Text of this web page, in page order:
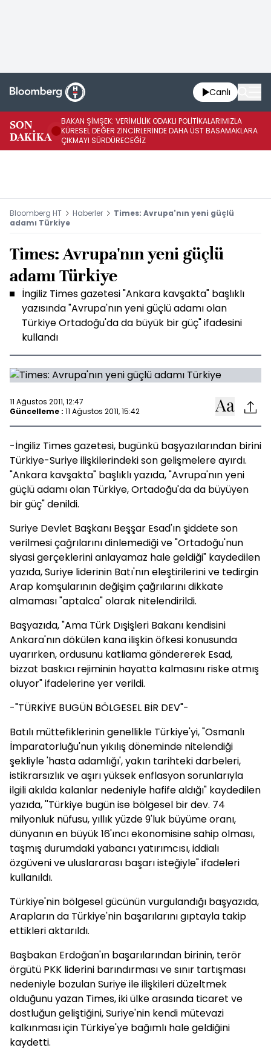
Canlı
SON
DAKİKA
BAKAN ŞİMŞEK: VERİMLİLİK ODAKLI POLİTİKALARIMIZLA
KÜRESEL DEĞER ZİNCİRLERİNDE DAHA ÜST BASAMAKLARA
ÇIKMAYI SÜRDÜRECEĞİZ
Bloomberg HT Haberler
Times: Avrupa'nın yeni güçlü
adamı Türkiye
Times: Avrupa'nın yeni güçlü
adamı Türkiye
İngiliz Times gazetesi "Ankara kavşakta" başlıklı
yazısında "Avrupa'nın yeni güçlü adamı olan
Türkiye Ortadoğu'da da büyük bir güç" ifadesini
kullandı
11 Ağustos 2011, 12:47
Güncelleme : 11 Ağustos 2011, 15:42
-İngiliz Times gazetesi, bugünkü başyazılarından birini
Türkiye-Suriye ilişkilerindeki son gelişmelere ayırdı.
"Ankara kavşakta" başlıklı yazıda, "Avrupa'nın yeni
güçlü adamı olan Türkiye, Ortadoğu'da da büyüyen
bir güç" denildi.
Suriye Devlet Başkanı Beşşar Esad'ın şiddete son
verilmesi çağrılarını dinlemediği ve "Ortadoğu'nun
siyasi gerçeklerini anlayamaz hale geldiği" kaydedilen
yazıda, Suriye liderinin Batı'nın eleştirilerini ve tedirgin
Arap komşularının değişim çağrılarını dikkate
almaması "aptalca" olarak nitelendirildi.
Başyazıda, "Ama Türk Dışişleri Bakanı kendisini
Ankara'nın dökülen kana ilişkin öfkesi konusunda
uyarırken, ordusunu katliama göndererek Esad,
bizzat baskıcı rejiminin hayatta kalmasını riske atmış
oluyor" ifadelerine yer verildi.
-"TÜRKİYE BUGÜN BÖLGESEL BİR DEV"-
Batılı müttefiklerinin genellikle Türkiye'yi, "Osmanlı
İmparatorluğu'nun yıkılış döneminde nitelendiği
şekliyle 'hasta adamlığı', yakın tarihteki darbeleri,
istikrarsızlık ve aşırı yüksek enflasyon sorunlarıyla
ilgili akılda kalanlar nedeniyle hafife aldığı" kaydedilen
yazıda, ''Türkiye bugün ise bölgesel bir dev. 74
milyonluk nüfusu, yıllık yüzde 9'luk büyüme oranı,
dünyanın en büyük 16'ıncı ekonomisine sahip olması,
taşmış durumdaki yabancı yatırımcısı, iddialı
özgüveni ve uluslararası başarı isteğiyle" ifadeleri
kullanıldı.
Türkiye'nin bölgesel gücünün vurgulandığı başyazıda,
Arapların da Türkiye'nin başarılarını gıptayla takip
ettikleri aktarıldı.
Başbakan Erdoğan'ın başarılarından birinin, terör
örgütü PKK liderini barındırması ve sınır tartışması
nedeniyle bozulan Suriye ile ilişkileri düzeltmek
olduğunu yazan Times, iki ülke arasında ticaret ve
dostluğun geliştiğini, Suriye'nin kendi mütevazi
kalkınması için Türkiye'ye bağımlı hale geldiğini
kaydetti.